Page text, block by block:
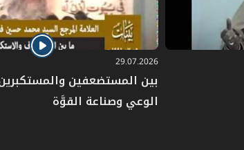
29.07.2026
بين المستضعفين
الوعي وصناعة القوَّة